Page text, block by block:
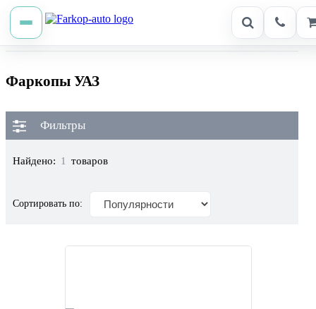
Фаркопы УАЗ
Фильтры
Найдено: 1 товаров
Сортировать по: